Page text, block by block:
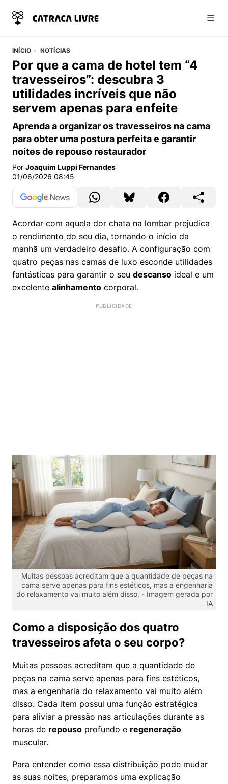
INÍCIO NOTÍCIAS
Por que a cama de hotel tem “4
travesseiros”: descubra 3
utilidades incríveis que não
servem apenas para enfeite
Aprenda a organizar os travesseiros na cama
para obter uma postura perfeita e garantir
noites de repouso restaurador
Por Joaquim Luppi Fernandes
01/06/2026 08:45
Acordar com aquela dor chata na lombar prejudica
o rendimento do seu dia, tornando o início da
manhã um verdadeiro desafio. A configuração com
quatro peças nas camas de luxo esconde utilidades
fantásticas para garantir o seu descanso ideal e um
excelente alinhamento corporal.
Muitas pessoas acreditam que a quantidade de peças na
cama serve apenas para fins estéticos, mas a engenharia
do relaxamento vai muito além disso. - Imagem gerada por
IA
Como a disposição dos quatro
travesseiros afeta o seu corpo?
Muitas pessoas acreditam que a quantidade de
peças na cama serve apenas para fins estéticos,
mas a engenharia do relaxamento vai muito além
disso. Cada item possui uma função estratégica
para aliviar a pressão nas articulações durante as
horas de repouso profundo e regeneração
muscular.
Para entender como essa distribuição pode mudar
as suas noites, preparamos uma explicação